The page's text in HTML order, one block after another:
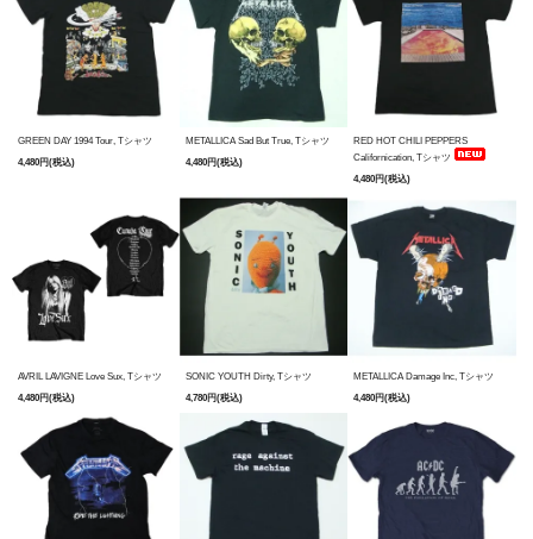
GREEN DAY 1994 Tour, Tシャツ
4,480円(税込)
METALLICA Sad But True, Tシャツ
4,480円(税込)
RED HOT CHILI PEPPERS
Californication, Tシャツ
4,480円(税込)
AVRIL LAVIGNE Love Sux, Tシャツ
4,480円(税込)
SONIC YOUTH Dirty, Tシャツ
4,780円(税込)
METALLICA Damage Inc, Tシャツ
4,480円(税込)